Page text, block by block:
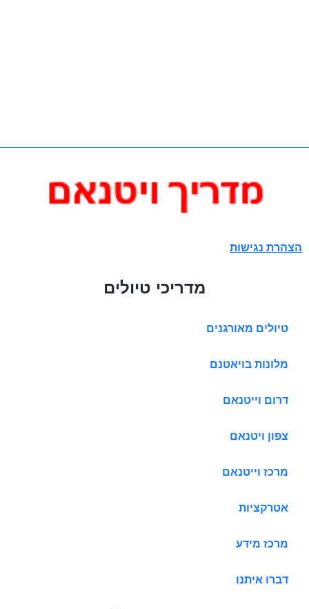
הצהרת נגישות
מדריכי טיולים
טיולים מאורגנים
מלונות בויאטנם
דרום וייטנאם
צפון ויטנאם
מרכז וייטנאם
אטרקציות
מרכז מידע
דברו איתנו